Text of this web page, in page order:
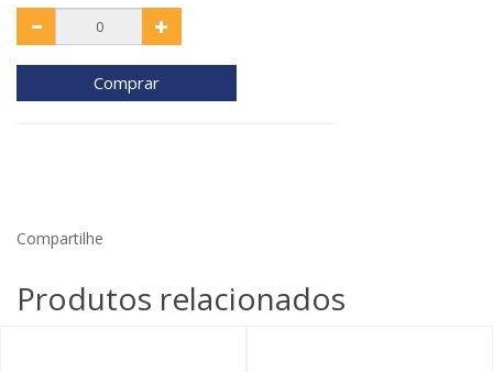
Comprar
Compartilhe
Produtos relacionados